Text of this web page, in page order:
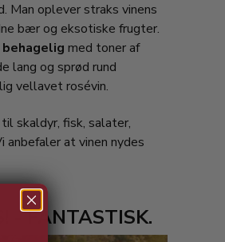
Man oplever straks vinens
bær og eksotiske frugter.
med toner af
lang og sprød rund
vellavet rosévin.
skaldyr, fisk, salater,
at vinen nydes
- FANTASTISK.